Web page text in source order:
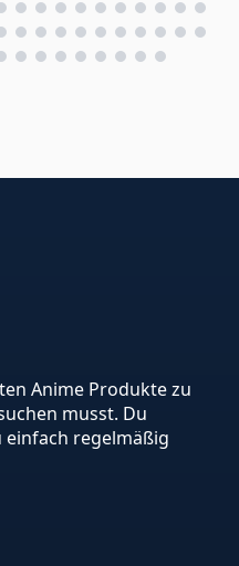
Anime Produkte zu
musst. Du
einfach regelmäßig